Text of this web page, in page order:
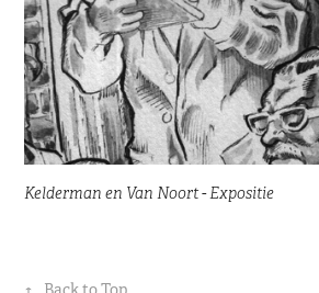
Kelderman en Van Noort - Expositie